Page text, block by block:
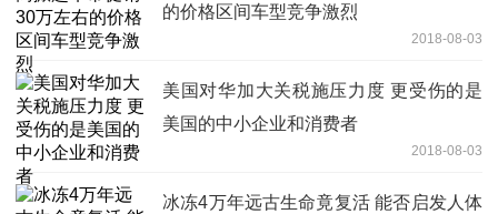
的价格区间车型竞争激烈
2018-08-03
美国对华加大关税施压力度 更受伤的是
美国的中小企业和消费者
2018-08-03
冰冻4万年远古生命竟复活 能否启发人体